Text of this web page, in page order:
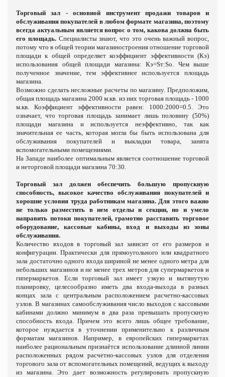
Торговый зал - основной инструмент продажи товаров и
обслуживания покупателей в любом формате магазина, поэтому
всегда актуальным является вопрос о том, какова должна быть
его площадь.Специалисты знают, что это очень важный вопрос,
потому что в общей теории магазиностроения отношение торговой
площади к общей определяет коэффициент эффективности (Кэ)
использования общей площади магазина: Кэ=Sт:Sо. Чем выше
полученное значение, тем эффективнее используется площадь
магазина.
Возможно сделать несложные расчеты по магазину. Предположим,
общая площадь магазина 2000 м.кв. из них торговая площадь - 1000
м.кв. Коэффициент эффективности равен: 1000:2000=0.5. Это
означает, что торговая площадь занимает лишь половину (50%)
площади магазина и используется неэффективно, так как
значительная ее часть, которая могла бы быть использована для
обслуживания покупателей и выкладки товара, занята
вспомогательными помещениями.
На Западе наиболее оптимальным является соотношение торговой
и неторговой площади магазина 70:30.
Торговый зал должен обеспечить большую пропускную
способность, высокое качество обслуживания покупателей и
хорошие условия труда работникам магазина. Для этого важно
не только разместить в нем отделы и секции, но и умело
направить потоки покупателей, грамотно расставить торговое
оборудование, кассовые кабины, вход и выходы из зоны
обслуживания.
Количество входов в торговый зал зависит от его размеров и
конфигурации. Практически для прямоугольного или квадратного
зала достаточно одного входа шириной не менее одного метра для
небольших магазинов и не менее трех метров для супермаркетов и
гипермаркетов. Если торговый зал имеет узкую и вытянутую
планировку, целесообразно иметь два входа-выхода в разных
концах зала с центральным расположением расчетно-кассовых
узлов. В магазинах самообслуживания число выходов с кассовыми
кабинами должно минимум в два раза превышать пропускную
способность входа. Причем это всего лишь общее требование,
которое нуждается в уточнении применительно к различным
форматам магазинов. Например, в европейских гипермаркетах
наиболее рациональным признаётся использование длинной линии
расположенных рядом расчетно-кассовых узлов для отделения
торгового зала от вспомогательных помещений, ведущих к выходу
из магазина. Это дает возможность регулировать пропускную